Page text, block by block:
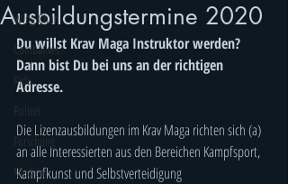
Wing Chun
Combatives
Kids
Polizei
Forschung
Medien
Ausbildungstermine 2020
Du willst Krav Maga Instruktor werden?
Dann bist Du bei uns an der richtigen
Adresse.
Die Lizenzausbildungen im Krav Maga richten sich (a)
an alle Interessierten aus den Bereichen Kampfsport,
Kampfkunst und Selbstverteidigung